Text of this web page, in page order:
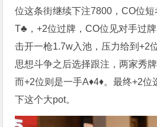
位这条街继续下注7800，CO位
T♣️，+2位过牌，CO位见对手过
击开一枪1.7w入池，压力给到+2
思想斗争之后选择跟注，两家秀
而+2位则是一手A♦️4♦️。最终+2位
下这个大pot。